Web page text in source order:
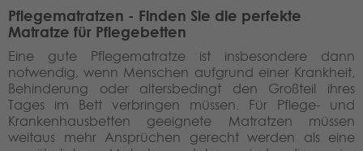
Pflegematratzen - Finden Sie die perfekte
Matratze für Pflegebetten
Eine gute Pflegematratze ist insbesondere dann
notwendig, wenn Menschen aufgrund einer Krankheit,
Behinderung oder altersbedingt den Großteil ihres
Tages im Bett verbringen müssen. Für Pflege- und
Krankenhausbetten geeignete Matratzen müssen
weitaus mehr Ansprüchen gerecht werden als eine